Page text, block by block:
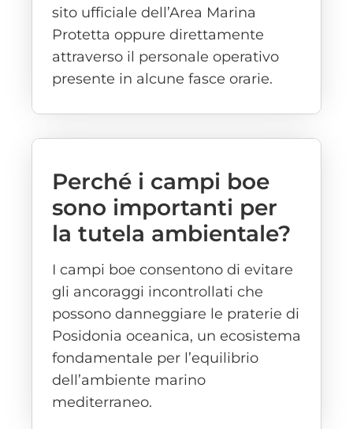
sito ufficiale dell’Area Marina
Protetta oppure direttamente
attraverso il personale operativo
presente in alcune fasce orarie.
Perché i campi boe
sono importanti per
la tutela ambientale?
I campi boe consentono di evitare
gli ancoraggi incontrollati che
possono danneggiare le praterie di
Posidonia oceanica, un ecosistema
fondamentale per l’equilibrio
dell’ambiente marino
mediterraneo.